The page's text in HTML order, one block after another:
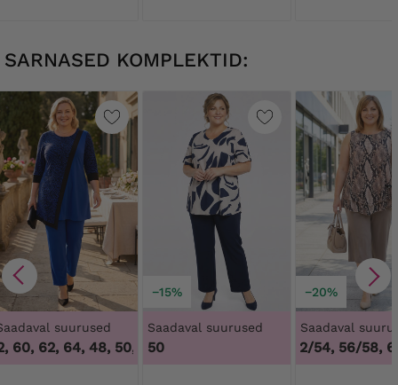
SARNASED KOMPLEKTID:
suurused
60, 62, 64,48, 50, 52, 60, 62, 64
−15%
Saadaval suurused
50
−20%
Saadaval
48/50, 52/54, 56/58,